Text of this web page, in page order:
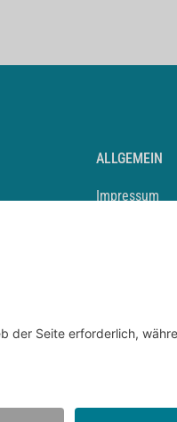
ALLGEMEIN
Impressum